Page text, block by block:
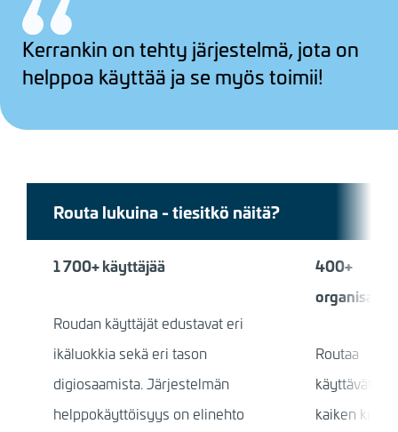
Kerrankin on tehty järjestelmä, jota on
helppoa käyttää ja se myös toimii!
Routa lukuina - tiesitkö näitä?
1 700+ käyttäjää
Roudan käyttäjät edustavat eri
ikäluokkia sekä eri tason
digiosaamista. Järjestelmän
helppokäyttöisyys on elinehto
400+
Routaa
käyttävät
kaiken